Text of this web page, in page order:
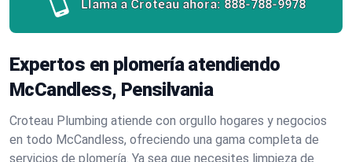
Llama a Croteau ahora: 888-788-9978
Expertos en plomería atendiendo
McCandless, Pensilvania
Croteau Plumbing atiende con orgullo hogares y negocios
en todo McCandless, ofreciendo una gama completa de
servicios de plomería. Ya sea que necesites limpieza de